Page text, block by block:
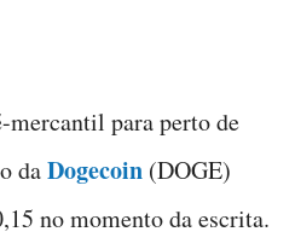
mercantil para perto de
daDogecoin (DOGE)
no momento da escrita.